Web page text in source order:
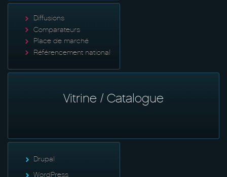
Diffusions
Comparateurs
Place de marché
Référencement national
Vitrine / Catalogue
Drupal
WordPress